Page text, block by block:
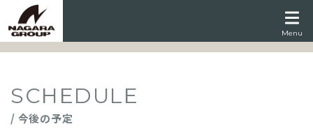
Menu
SCHEDULE
/ 今後の予定